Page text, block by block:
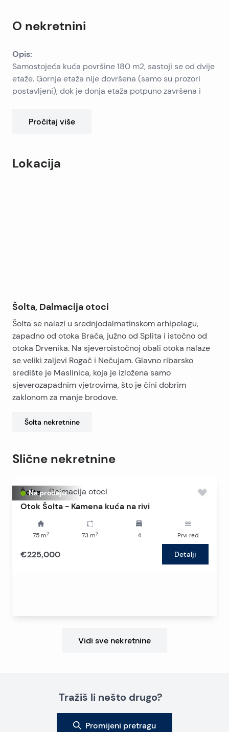
O nekretnini
Opis:
Samostojeća kuća površine 180 m2, sastoji se od dvije
etaže. Gornja etaža nije dovršena (samo su prozori
postavljeni), dok je donja etaža potpuno završena i
prekrasnim pogledom na selo i more.
Pročitaj više
Lokacija
Šolta, Dalmacija otoci
Šolta se nalazi u srednjodalmatinskom arhipelagu,
zapadno od otoka Brača, južno od Splita i istočno od
otoka Drvenika. Na sjeveroistočnoj obali otoka nalaze
se veliki zaljevi Rogač i Nečujam. Glavno ribarsko
središte je Maslinica, koja je izložena samo
sjeverozapadnim vjetrovima, što je čini dobrim
zaklonom za manje brodove.
Šolta nekretnine
Slične nekretnine
Na prodaju
Šolta - Dalmacija otoci
Otok Šolta - Kamena kuća na rivi
75 m2 73 m2 4 Prvi red
€225,000 Detalji
Vidi sve nekretnine
Tražiš li nešto drugo?
Promijeni pretragu